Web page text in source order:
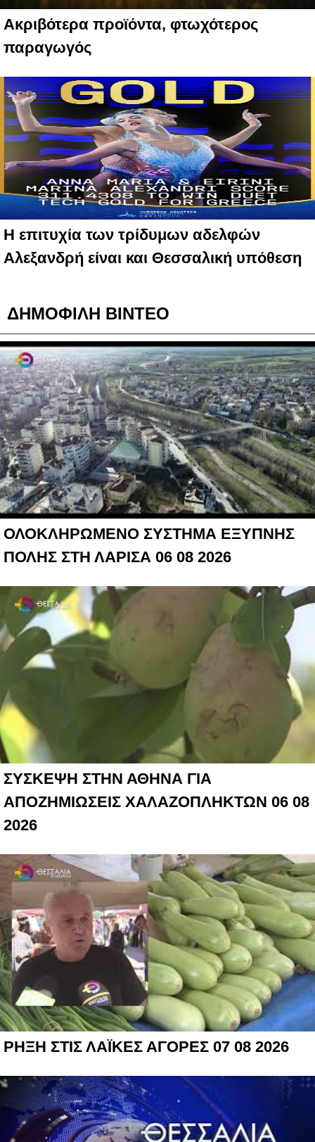
Ακριβότερα προϊόντα, φτωχότερος
παραγωγός
Η επιτυχία των τρίδυμων αδελφών
Αλεξανδρή είναι και Θεσσαλική υπόθεση
ΔΗΜΟΦΙΛΗ ΒΙΝΤΕΟ
ΟΛΟΚΛΗΡΩΜΕΝΟ ΣΥΣΤΗΜΑ ΕΞΥΠΝΗΣ
ΠΟΛΗΣ ΣΤΗ ΛΑΡΙΣΑ 06 08 2026
ΣΥΣΚΕΨΗ ΣΤΗΝ ΑΘΗΝΑ ΓΙΑ
ΑΠΟΖΗΜΙΩΣΕΙΣ ΧΑΛΑΖΟΠΛΗΚΤΩΝ 06 08
2026
ΡΗΞΗ ΣΤΙΣ ΛΑΪΚΕΣ ΑΓΟΡΕΣ 07 08 2026